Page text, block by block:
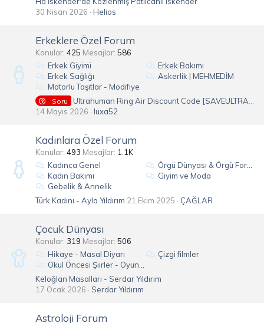
30 Nisan 2026
Helios
Erkeklere Özel Forum
Konular 425 Mesajlar 586
Erkek Giyimi
Erkek Bakımı
Erkek Sağlığı
Askerlik | MEHMEDİM
Motorlu Taşıtlar - Modifiye
Soru
Ultrahuman Ring Air Discount Code [SAVEULTRA] - 10% Discount For Repeat Customers
14 Mayıs 2026
luxa52
Kadınlara Özel Forum
Konular 493 Mesajlar 1.1K
Kadınca Genel
Örgü Dünyası & Örgü Forum
Kadın Bakımı
Giyim ve Moda
Gebelik & Annelik
Türk Kadını - Ayla Yıldırım 21 Ekim 2025 ÇAĞLAR
Çocuk Dünyası
Konular 319 Mesajlar 506
Hikaye - Masal Diyarı
Çizgi filmler
Okul Öncesi Şiirler - Oyunlar
Keloğlan Masalları - Serdar Yıldırım
17 Ocak 2026
Serdar Yıldırım
Astroloji Forum